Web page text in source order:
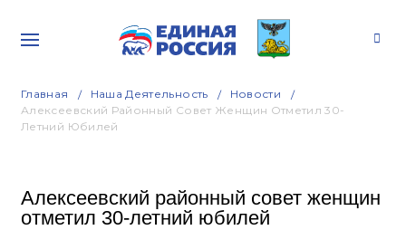
Главная Наша Деятельность
Новости
Алексеевский Районный Совет Женщин Отметил 30-
Летний Юбилей
Алексеевский районный совет женщин
отметил 30-летний юбилей